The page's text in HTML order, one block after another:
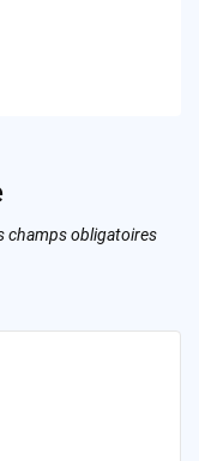
champs obligatoires